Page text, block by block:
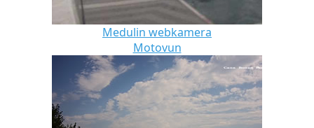
Medulin webkamera
Motovun